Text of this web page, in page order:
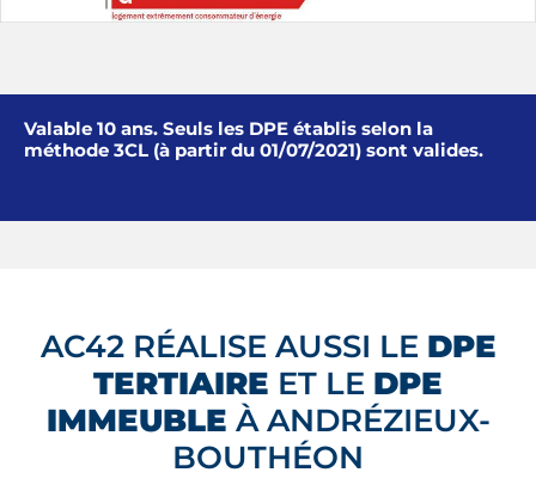
Valable 10 ans. Seuls les DPE établis selon la
méthode 3CL (à partir du 01/07/2021) sont valides.
AC42 RÉALISE AUSSI LE DPE
TERTIAIRE ET LE DPE
IMMEUBLE À ANDRÉZIEUX-
BOUTHÉON